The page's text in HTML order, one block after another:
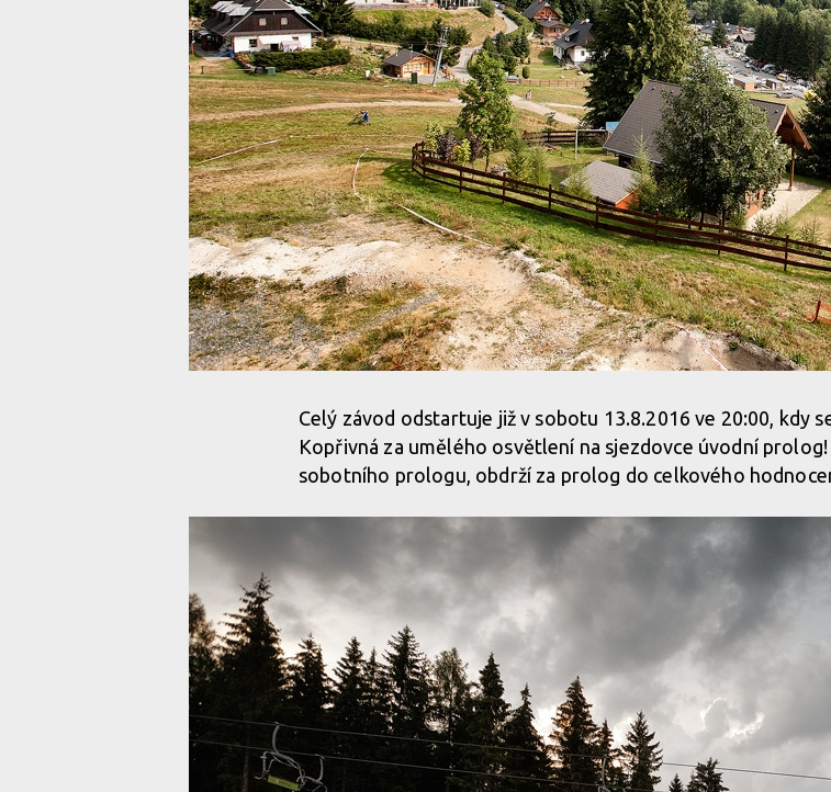
Celý závod odstartuje již v sobotu 13.8.2016 ve 20:00, kdy
Kopřivná za umělého osvětlení na sjezdovce úvodní
sobotního prologu, obdrží za prolog do celkového